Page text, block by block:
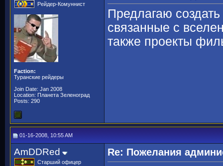
Рейдер-Комуннист
Faction:
Туранские рейдеры
Join Date: Jan 2008
Location: Планета Зеленоград
Posts: 290
Предлагаю
связанные с
также проекты
01-16-2008, 10:55 AM
AmDDRed
Старший офицер
Re: Пожелания